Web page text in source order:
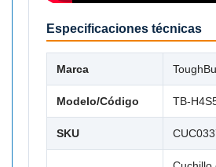
Especificaciones técnicas
Marca
Modelo/Código TB-
SKU